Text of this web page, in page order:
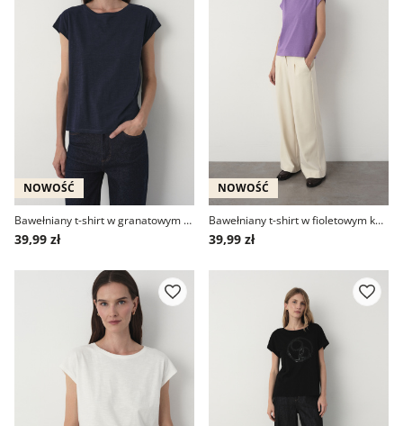
NOWOŚĆ
Bawełniany t-shirt w granatowym kolorze
39,99 zł
NOWOŚĆ
Bawełniany t-shirt w fioletowym kolorze
39,99 zł